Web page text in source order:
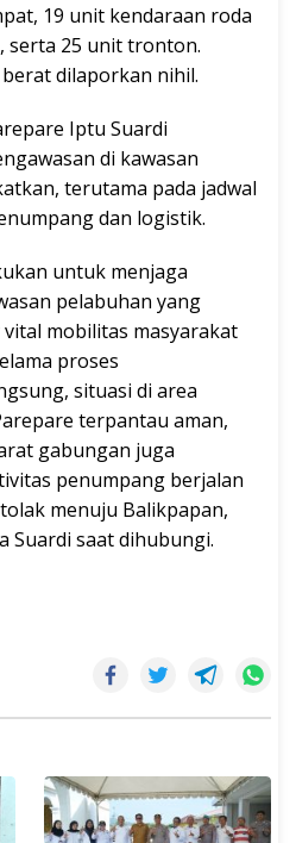
19 unit kendaraan roda
serta 25 unit tronton.
dilaporkan nihil.
Iptu Suardi
di kawasan
terutama pada jadwal
dan logistik.
untuk menjaga
pelabuhan yang
mobilitas masyarakat
proses
situasi di area
terpantau aman,
gabungan juga
penumpang berjalan
menuju Balikpapan,
Suardi saat dihubungi.